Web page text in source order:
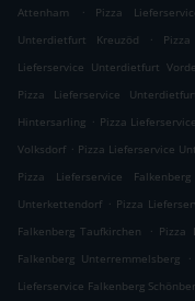
Attenham
. Pizza
Unterdietfurt Kreuzöd
.
Lieferservice Unterdietfurt
Pizza Lieferservice
Hintersarling . Pizza
Volksdorf . Pizza Lieferservice
Pizza Lieferservice
Unterkettendorf . Pizza
Falkenberg Taufkirchen
. Pizza
Falkenberg Unterremmelsberg
.
Lieferservice Falkenberg